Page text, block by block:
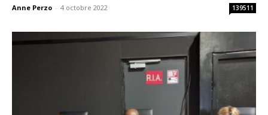
Anne Perzo - 4 octobre 2022 139511